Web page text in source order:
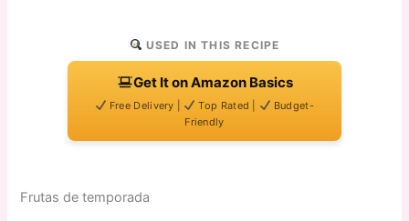
USED IN THIS RECIPE
Get It on Amazon Basics
Free Delivery | Top Rated |
Budget-
Friendly
Frutas de temporada